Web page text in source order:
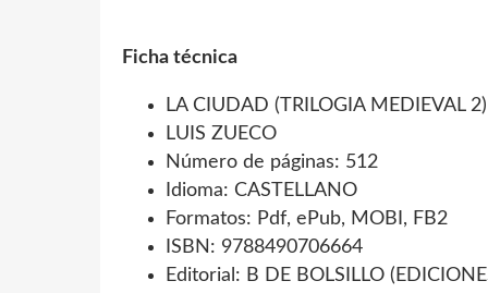
Ficha técnica
LA CIUDAD (TRILOGIA MEDIEVAL 2)
LUIS ZUECO
Número de páginas: 512
Idioma: CASTELLANO
Formatos: Pdf, ePub, MOBI, FB2
ISBN: 9788490706664
Editorial: B DE BOLSILLO